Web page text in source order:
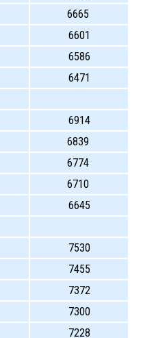
6665
6601
6586
6471
6914
6839
6774
6710
6645
7530
7455
7372
7300
7228